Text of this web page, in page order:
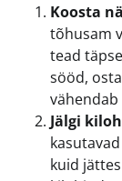
Koosta
tõhusam
tead
sööd,
Jälgi
kuid